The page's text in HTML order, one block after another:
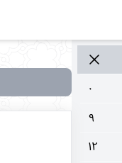
٠
٩
١٢
البحث
البحث
في